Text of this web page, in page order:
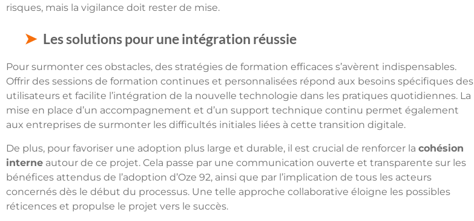
risques, mais la vigilance doit rester de mise.
Les solutions pour une intégration réussie
Pour surmonter ces obstacles, des stratégies de formation efficaces s’avèrent indispensables.
Offrir des sessions de formation continues et personnalisées répond aux besoins spécifiques des
utilisateurs et facilite l’intégration de la nouvelle technologie dans les pratiques quotidiennes. La
mise en place d’un accompagnement et d’un support technique continu permet également
aux entreprises de surmonter les difficultés initiales liées à cette transition digitale.
De plus, pour favoriser une adoption plus large et durable, il est crucial de renforcer la cohésion
interne autour de ce projet. Cela passe par une communication ouverte et transparente sur les
bénéfices attendus de l’adoption d’Oze 92, ainsi que par l’implication de tous les acteurs
concernés dès le début du processus. Une telle approche collaborative éloigne les possibles
réticences et propulse le projet vers le succès.